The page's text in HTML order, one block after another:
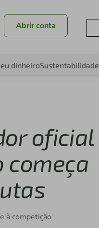
Abrir conta
dinheiroSustentabilidade
oficial
começa
à competição